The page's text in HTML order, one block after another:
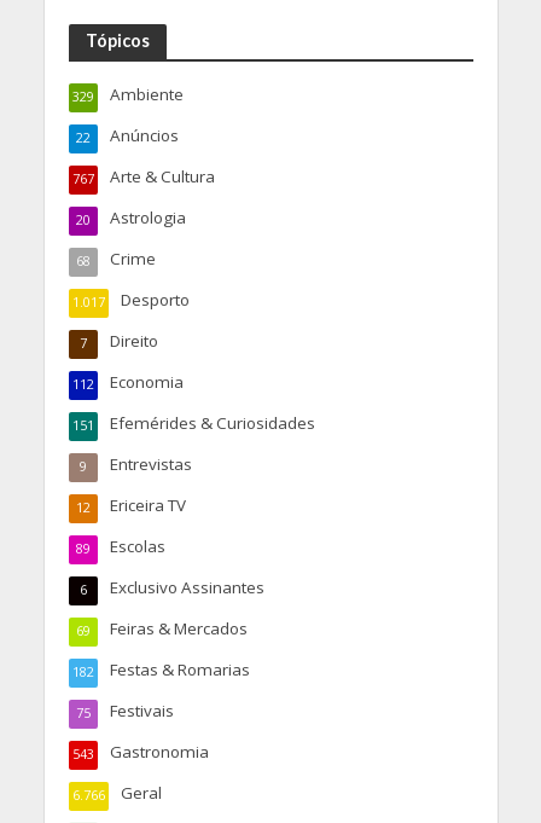
Tópicos
Ambiente
329
Anúncios
22
Arte & Cultura
767
Astrologia
20
Crime
68
Desporto
1.017
Direito
7
Economia
112
Efemérides & Curiosidades
151
Entrevistas
9
Ericeira TV
12
Escolas
89
Exclusivo Assinantes
6
Feiras & Mercados
69
Festas & Romarias
182
Festivais
75
Gastronomia
543
Geral
6.766